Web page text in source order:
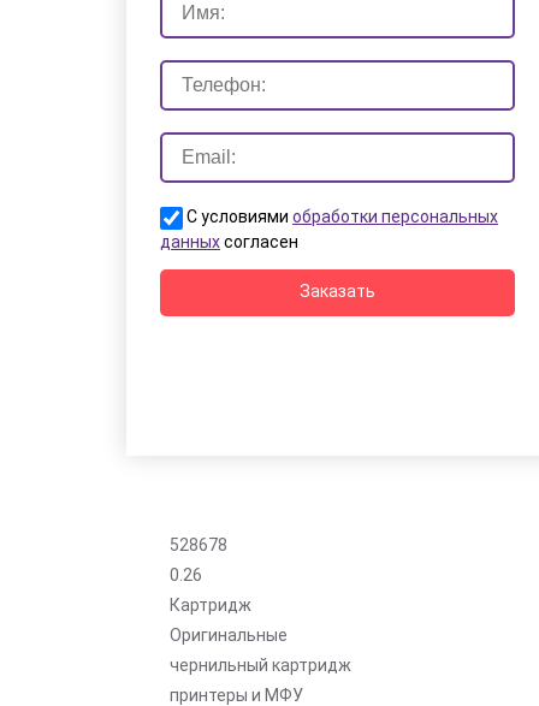
С условиями обработки персональных
данныхсогласен
Заказать
528678
0.26
Картридж
Оригинальные
чернильный картридж
принтеры и МФУ